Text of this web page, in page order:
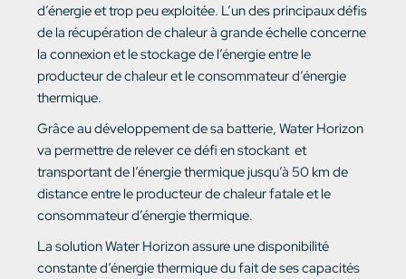
d’énergie et trop peu exploitée. L’un des principaux défis
de la récupération de chaleur à grande échelle concerne
la connexion et le stockage de l’énergie entre le
producteur de chaleur et le consommateur d’énergie
thermique.
Grâce au développement de sa batterie, Water Horizon
va permettre de relever ce défi en stockant et
transportant de l’énergie thermique jusqu’à 50 km de
distance entre le producteur de chaleur fatale et le
consommateur d’énergie thermique.
La solution Water Horizon assure une disponibilité
constante d’énergie thermique du fait de ses capacités